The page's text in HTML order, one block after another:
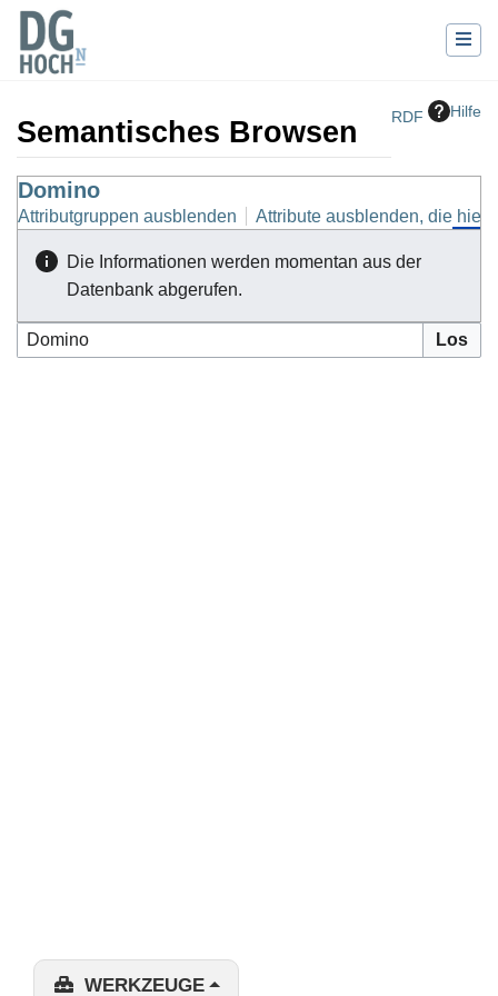
RDF Hilfe
Semantisches Browsen
Wechseln zu:
Domino
Attributgruppen ausblenden Attribute ausblenden, die
Die Informationen werden momentan aus der
Datenbank abgerufen.
WERKZEUGE